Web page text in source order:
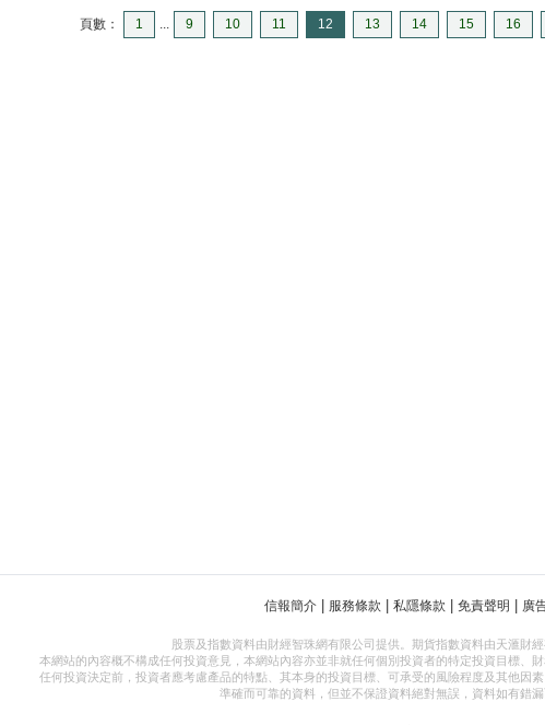
頁數： 1 ... 9 10 11 12 13 14 15 16
信報簡介 服務條款 私隱條款 免責聲明 廣
股票及指數資料由財經智珠網有限公司提供。期貨指數資料由天滙財
本網站的內容概不構成任何投資意見，本網站內容亦並非就任何個別投資者的特定投資目標、
任何投資決定前，投資者應考慮產品的特點、其本身的投資目標、可承受的風險程度及其他因
準確而可靠的資料，但並不保證資料絕對無誤，資料如有錯